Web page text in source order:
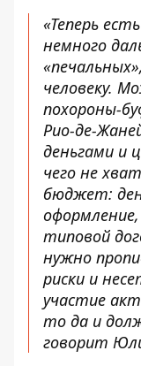
«Теперь
немного
человеку.
похороны-
Рио-де-
деньгами и
чего не
бюджет:
типовой
нужно
риски и
участие
то да и
говорит